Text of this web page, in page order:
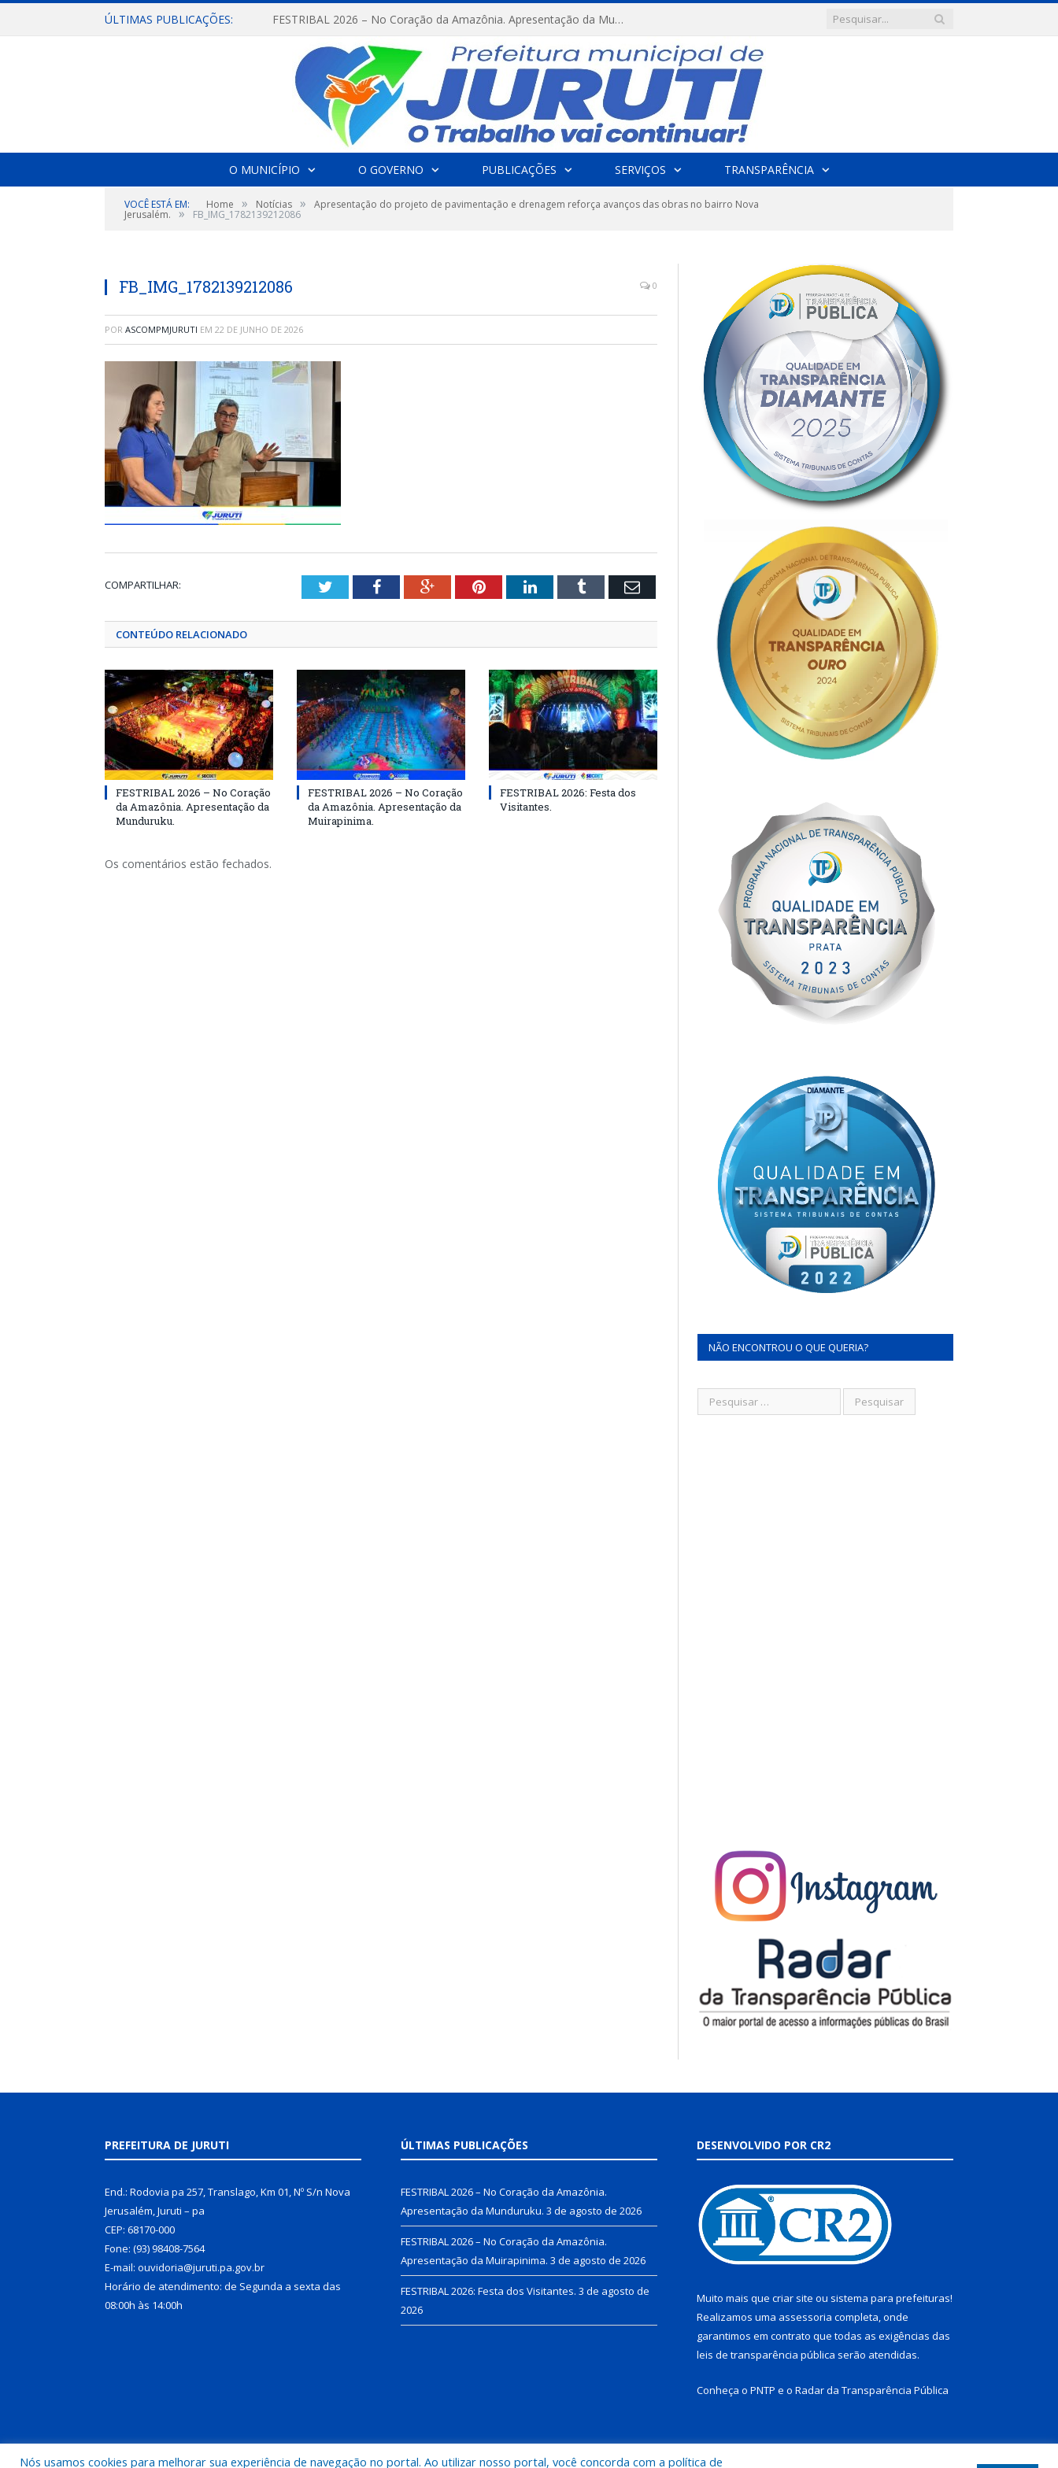
ÚLTIMAS PUBLICAÇÕES: FESTRIBAL 2026 – No Coração da Amazônia. Apresentação da Munduruku.
O MUNICÍPIO O GOVERNO PUBLICAÇÕES SERVIÇOS TRANSPARÊNCIA
VOCÊ ESTÁ EM: Home » Notícias » Apresentação do projeto de pavimentação e drenagem reforça avanços das obras no bairro Nova
Jerusalém. » FB_IMG_1782139212086
FB_IMG_1782139212086 0
POR ASCOMPMJURUTI EM 22 DE JUNHO DE 2026
COMPARTILHAR: TwitterFacebookGoogle+PinterestLinkedInTumblr Email
CONTEÚDO RELACIONADO
FESTRIBAL 2026 – No Coração
da Amazônia. Apresentação da
Munduruku.
FESTRIBAL 2026 – No Coração
da Amazônia. Apresentação da
Muirapinima.
FESTRIBAL 2026: Festa dos
Visitantes.
Os comentários estão fechados.
NÃO ENCONTROU O QUE QUERIA?
PREFEITURA DE JURUTI
End.: Rodovia pa 257, Translago, Km 01, Nº S/n Nova
Jerusalém, Juruti – pa
CEP: 68170-000
Fone: (93) 98408-7564
E-mail: ouvidoria@juruti.pa.gov.br
Horário de atendimento: de Segunda a sexta das
08:00h às 14:00h
ÚLTIMAS PUBLICAÇÕES
FESTRIBAL 2026 – No Coração da Amazônia.
Apresentação da Munduruku. 3 de agosto de 2026
FESTRIBAL 2026 – No Coração da Amazônia.
Apresentação da Muirapinima. 3 de agosto de 2026
FESTRIBAL 2026: Festa dos Visitantes. 3 de agosto de
2026
DESENVOLVIDO POR CR2
Muito mais que criar site ou sistema para prefeituras!
Realizamos uma assessoria completa, onde
garantimos em contrato que todas as exigências das
leis de transparência pública serão atendidas.
Conheça o PNTP e o Radar da Transparência Pública
Nós usamos cookies para melhorar sua experiência de navegação no portal. Ao utilizar nosso portal, você concorda com a política de